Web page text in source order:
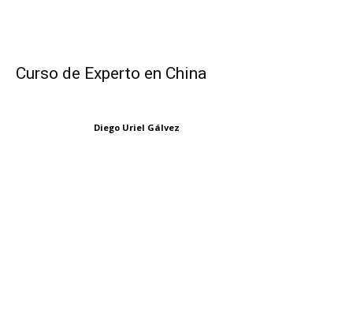
Curso de Experto en China
Diego Uriel Gálvez